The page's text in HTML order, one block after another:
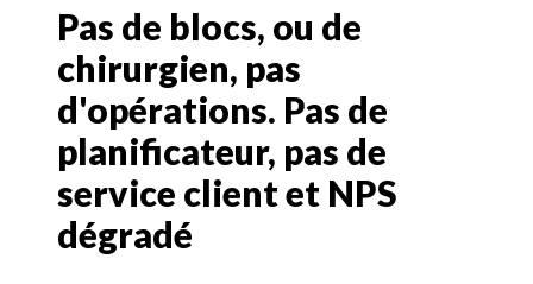
Pas de blocs, ou de
chirurgien, pas
d'opérations. Pas de
planificateur, pas de
service client et NPS
dégradé